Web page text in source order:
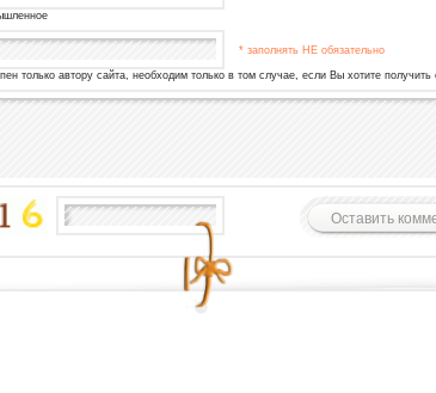
* заполнять НЕ обязательно
только автору сайта, необходим только в том случае, если Вы хотите